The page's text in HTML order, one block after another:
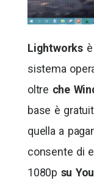
Lightworks
sistema
oltre che
base è
quella a
consente di
1080p su